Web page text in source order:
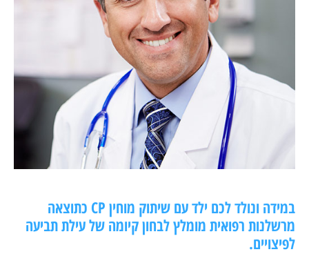
במידה ונולד לכם ילד עם שיתוק מוחין CP כתוצאה
מרשלנות רפואית מומלץ לבחון קיומה של עילת תביעה
לפיצויים.